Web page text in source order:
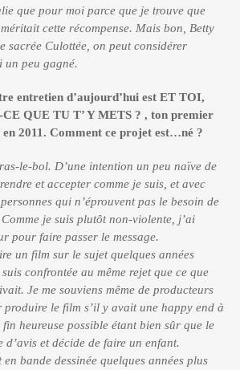
que pour moi parce que je trouve que
cette récompense. Mais bon, Betty
sacrée Culottée, on peut considérer
un peu gagné.
entretien d’aujourd’hui est ET TOI,
QUE TU T’ Y METS ? , ton premier
2011. Comment ce projet est…né ?
le-bol. D’une intention un peu naïve de
et accepter comme je suis, et avec
qui n’éprouvent pas le besoin de
je suis plutôt non-violente, j’ai
pour faire passer le message.
un film sur le sujet quelques années
confrontée au même rejet que ce que
Je me souviens même de producteurs
produire le film s’il y avait une happy end à
heureuse possible étant bien sûr que le
d’avis et décide de faire un enfant.
bande dessinée quelques années plus